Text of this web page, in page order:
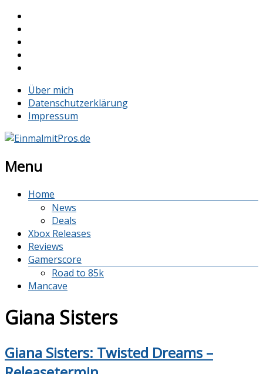
Über mich
Datenschutzerklärung
Impressum
Menu
Home
News
Deals
Xbox Releases
Reviews
Gamerscore
Road to 85k
Mancave
Giana Sisters
Giana Sisters: Twisted Dreams –